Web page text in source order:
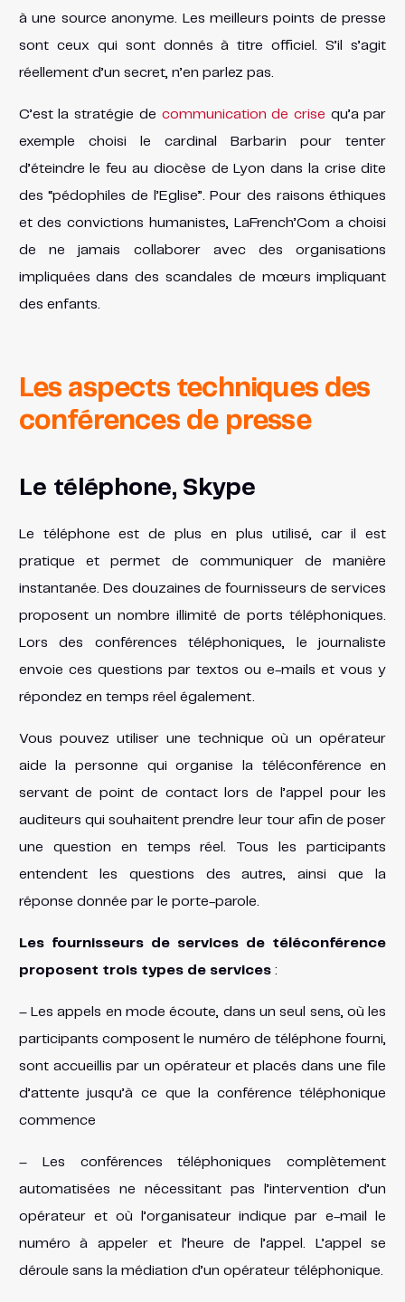
à une source anonyme. Les meilleurs points de presse
sont ceux qui sont donnés à titre officiel. S’il s’agit
réellement d’un secret, n’en parlez pas.
C’est la stratégie de communication de crise qu’a par
exemple choisi le cardinal Barbarin pour tenter
d’éteindre le feu au diocèse de Lyon dans la crise dite
des “pédophiles de l’Eglise”. Pour des raisons éthiques
et des convictions humanistes, LaFrench’Com a choisi
de ne jamais collaborer avec des organisations
impliquées dans des scandales de mœurs impliquant
des enfants.
Les aspects techniques des
conférences de presse
Le téléphone, Skype
Le téléphone est de plus en plus utilisé, car il est
pratique et permet de communiquer de manière
instantanée. Des douzaines de fournisseurs de services
proposent un nombre illimité de ports téléphoniques.
Lors des conférences téléphoniques, le journaliste
envoie ces questions par textos ou e-mails et vous y
répondez en temps réel également.
Vous pouvez utiliser une technique où un opérateur
aide la personne qui organise la téléconférence en
servant de point de contact lors de l’appel pour les
auditeurs qui souhaitent prendre leur tour afin de poser
une question en temps réel. Tous les participants
entendent les questions des autres, ainsi que la
réponse donnée par le porte-parole.
Les fournisseurs de services de téléconférence
proposent trois types de services:
– Les appels en mode écoute, dans un seul sens, où les
participants composent le numéro de téléphone fourni,
sont accueillis par un opérateur et placés dans une file
d’attente jusqu’à ce que la conférence téléphonique
commence
– Les conférences téléphoniques complètement
automatisées ne nécessitant pas l’intervention d’un
opérateur et où l’organisateur indique par e-mail le
numéro à appeler et l’heure de l’appel. L’appel se
déroule sans la médiation d’un opérateur téléphonique.